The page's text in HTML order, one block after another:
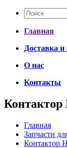
Главная
Доставка и
О нас
Контакты
Контактор
Главная
Запчасти
Контактор